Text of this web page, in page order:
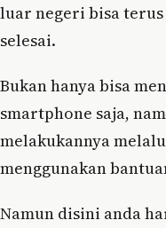
luar negeri bisa
selesai.
Bukan hanya bisa
smartphone saja,
melakukannya
menggunakan
Namun disini anda